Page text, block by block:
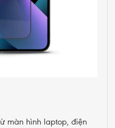
màn hình laptop, điện